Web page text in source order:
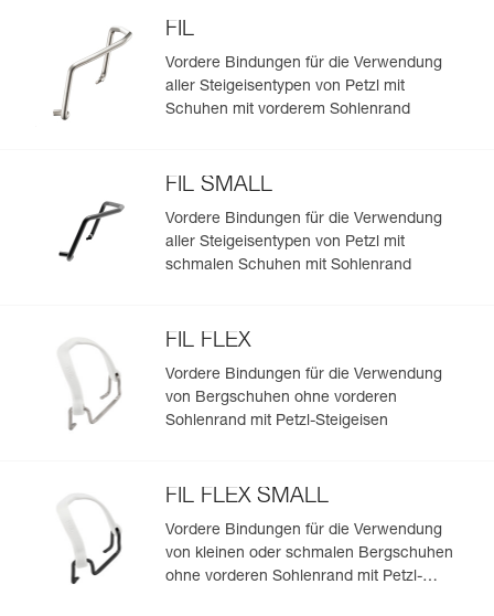
FIL
Vordere Bindungen für die Verwendung
aller Steigeisentypen von Petzl mit
Schuhen mit vorderem Sohlenrand
FIL SMALL
Vordere Bindungen für die Verwendung
aller Steigeisentypen von Petzl mit
schmalen Schuhen mit Sohlenrand
FIL FLEX
Vordere Bindungen für die Verwendung
von Bergschuhen ohne vorderen
Sohlenrand mit Petzl-Steigeisen
FIL FLEX SMALL
Vordere Bindungen für die Verwendung
von kleinen oder schmalen Bergschuhen
ohne vorderen Sohlenrand mit Petzl-